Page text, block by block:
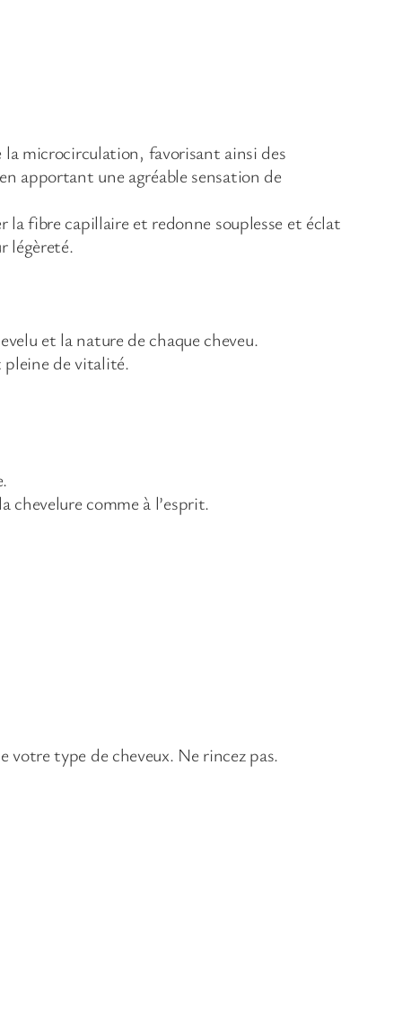
microcirculation, favorisant ainsi des
apportant une agréable sensation de
fibre capillaire et redonne souplesse et éclat
légèreté.
et la nature de chaque cheveu.
pleine de vitalité.
chevelure comme à l’esprit.
votre type de cheveux. Ne rincez pas.